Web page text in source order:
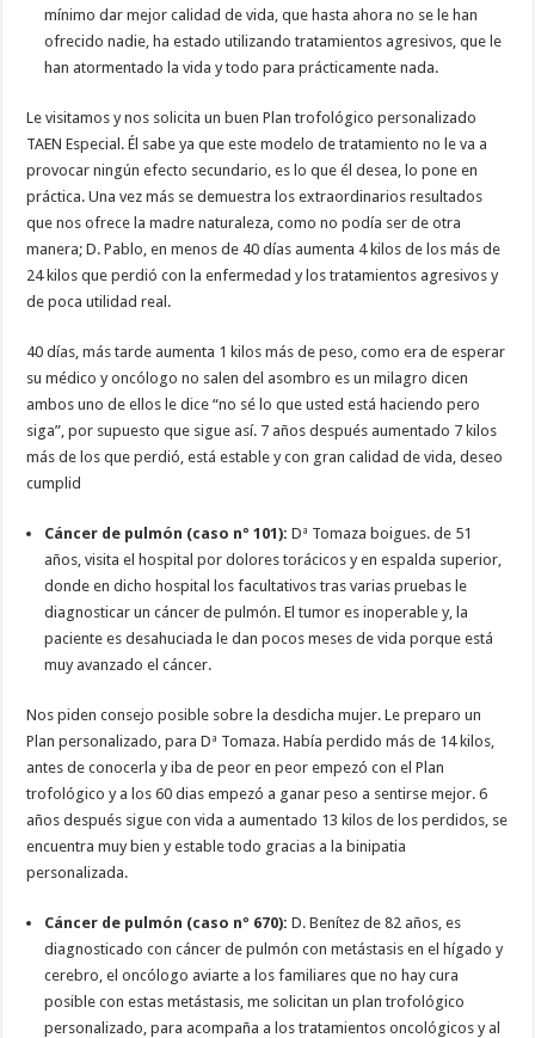
mínimo dar mejor calidad de vida, que hasta ahora no se le han
ofrecido nadie, ha estado utilizando tratamientos agresivos, que le
han atormentado la vida y todo para prácticamente nada.
Le visitamos y nos solicita un buen Plan trofológico personalizado
TAEN Especial. Él sabe ya que este modelo de tratamiento no le va a
provocar ningún efecto secundario, es lo que él desea, lo pone en
práctica. Una vez más se demuestra los extraordinarios resultados
que nos ofrece la madre naturaleza, como no podía ser de otra
manera; D. Pablo, en menos de 40 días aumenta 4 kilos de los más de
24 kilos que perdió con la enfermedad y los tratamientos agresivos y
de poca utilidad real.
40 días, más tarde aumenta 1 kilos más de peso, como era de esperar
su médico y oncólogo no salen del asombro es un milagro dicen
ambos uno de ellos le dice “no sé lo que usted está haciendo pero
siga”, por supuesto que sigue así. 7 años después aumentado 7 kilos
más de los que perdió, está estable y con gran calidad de vida, deseo
cumplid
Cáncer de pulmón (caso nº 101):Dª Tomaza boigues. de 51
años, visita el hospital por dolores torácicos y en espalda superior,
donde en dicho hospital los facultativos tras varias pruebas le
diagnosticar un cáncer de pulmón. El tumor es inoperable y, la
paciente es desahuciada le dan pocos meses de vida porque está
muy avanzado el cáncer.
Nos piden consejo posible sobre la desdicha mujer. Le preparo un
Plan personalizado, para Dª Tomaza. Había perdido más de 14 kilos,
antes de conocerla y iba de peor en peor empezó con el Plan
trofológico y a los 60 dias empezó a ganar peso a sentirse mejor. 6
años después sigue con vida a aumentado 13 kilos de los perdidos, se
encuentra muy bien y estable todo gracias a la binipatia
personalizada.
Cáncer de pulmón (caso nº 670):D. Benítez de 82 años, es
diagnosticado con cáncer de pulmón con metástasis en el hígado y
cerebro, el oncólogo aviarte a los familiares que no hay cura
posible con estas metástasis, me solicitan un plan trofológico
personalizado, para acompaña a los tratamientos oncológicos y al